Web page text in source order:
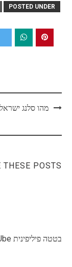
POSTED UNDER
Postמהו סלנג
THESE POSTS
בטטה פיליפינית Ube: מה זה, מה הטעם ואיך משתמשים